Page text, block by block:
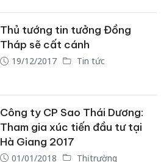
Thủ tướng tin tưởng Đồng
Tháp sẽ cất cánh
19/12/2017 Tin tức
Công ty CP Sao Thái Dương:
Tham gia xúc tiến đầu tư tại
Hà Giang 2017
01/01/2018 Thị trường